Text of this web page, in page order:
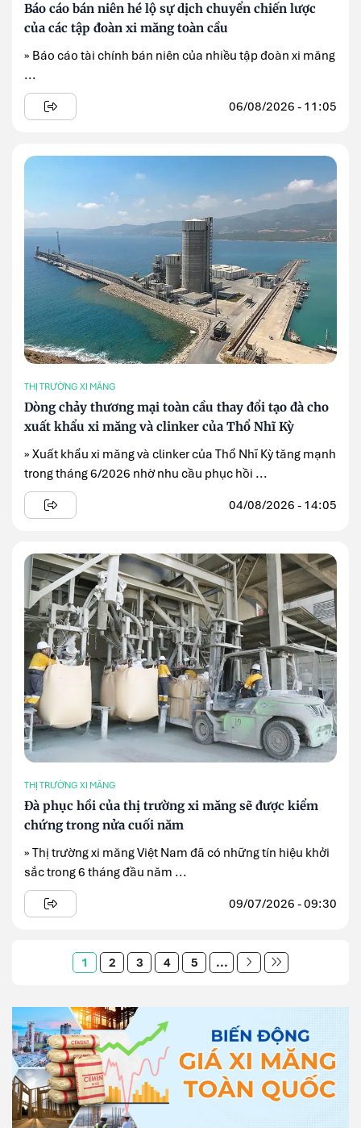
Báo cáo bán niên hé lộ sự dịch chuyển chiến lược
của các tập đoàn xi măng toàn cầu
» Báo cáo tài chính bán niên của nhiều tập đoàn xi măng
...
06/08/2026 - 11:05
THỊ TRƯỜNG XI MĂNG
Dòng chảy thương mại toàn cầu thay đổi tạo đà cho
xuất khẩu xi măng và clinker của Thổ Nhĩ Kỳ
» Xuất khẩu xi măng và clinker của Thổ Nhĩ Kỳ tăng mạnh
trong tháng 6/2026 nhờ nhu cầu phục hồi ...
04/08/2026 - 14:05
THỊ TRƯỜNG XI MĂNG
Đà phục hồi của thị trường xi măng sẽ được kiểm
chứng trong nửa cuối năm
» Thị trường xi măng Việt Nam đã có những tín hiệu khởi
sắc trong 6 tháng đầu năm ...
09/07/2026 - 09:30
1 2 3 4 5 ...